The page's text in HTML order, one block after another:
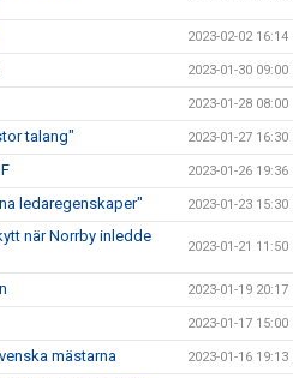
2023-02-02 16:14
2023-01-30 09:00
2023-01-28 08:00
talang" 2023-01-27 16:30
2023-01-26 19:36
ledaregenskaper" 2023-01-23 15:30
när Norrby inledde
2023-01-21 11:50
2023-01-19 20:17
2023-01-17 15:00
mästarna 2023-01-16 19:13